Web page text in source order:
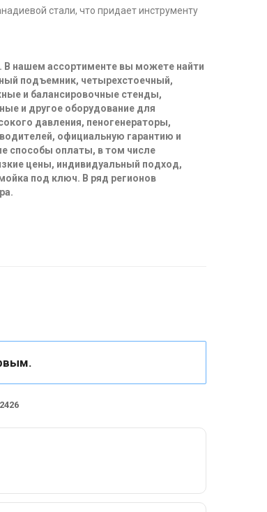
стали, что придает инструменту
В нашем ассортименте вы можете найти
подъемник, четырехстоечный,
и балансировочные стенды,
и другое оборудование для
давления, пеногенераторы,
официальную гарантию и
способы оплаты, в том числе
цены, индивидуальный подход,
под ключ. В ряд регионов